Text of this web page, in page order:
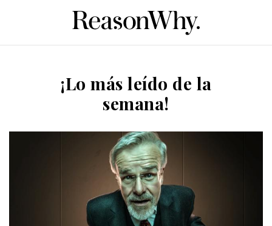
¡Lo más leído de la
semana!